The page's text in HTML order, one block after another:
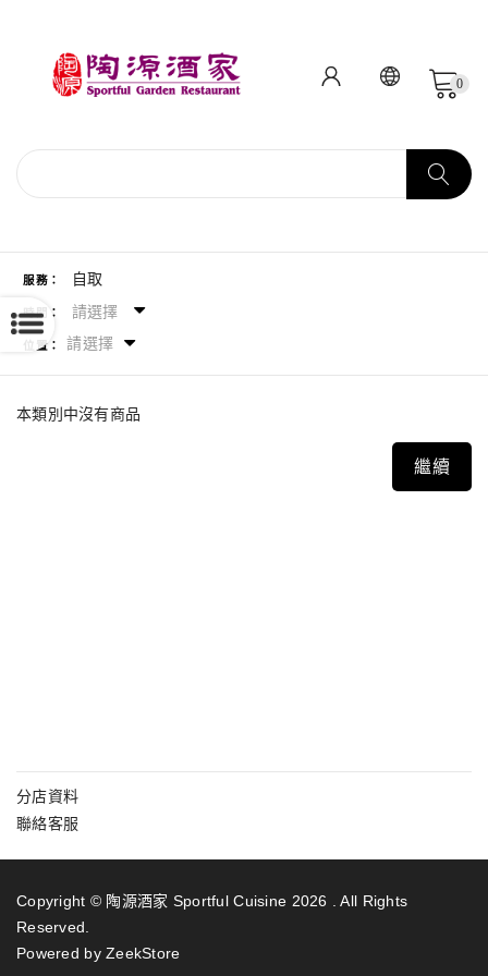
0
服務： 自取
時間： 請選擇
位置： 請選擇
本類別中沒有商品
繼續
分店資料
聯絡客服
Copyright © 陶源酒家 Sportful Cuisine 2026 . All Rights
Reserved.
Powered by ZeekStore